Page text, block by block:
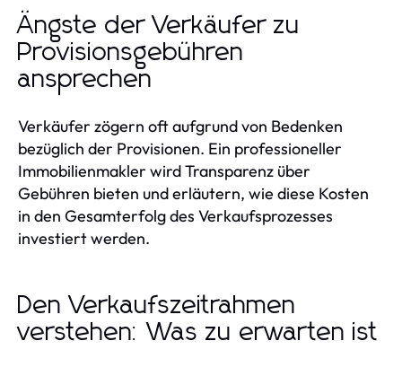
Ängste der Verkäufer zu
Provisionsgebühren
ansprechen
Verkäufer zögern oft aufgrund von Bedenken
bezüglich der Provisionen. Ein professioneller
Immobilienmakler wird Transparenz über
Gebühren bieten und erläutern, wie diese Kosten
in den Gesamterfolg des Verkaufsprozesses
investiert werden.
Den Verkaufszeitrahmen
verstehen: Was zu erwarten ist